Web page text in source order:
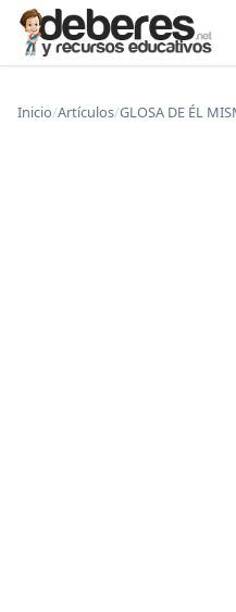
Inicio/Artículos/GLOSA DE ÉL